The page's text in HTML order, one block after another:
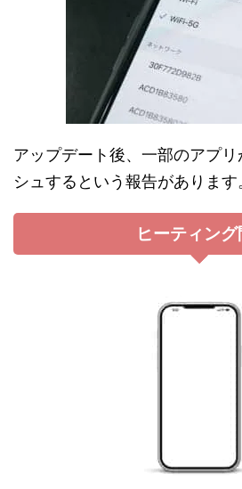
アップデート後、一部のアプ
シュするという報告があります
ヒーティング